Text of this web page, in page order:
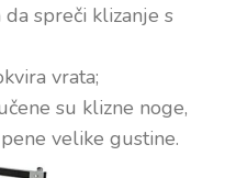
spreči klizanje s
vrata;
su klizne noge,
velike gustine.